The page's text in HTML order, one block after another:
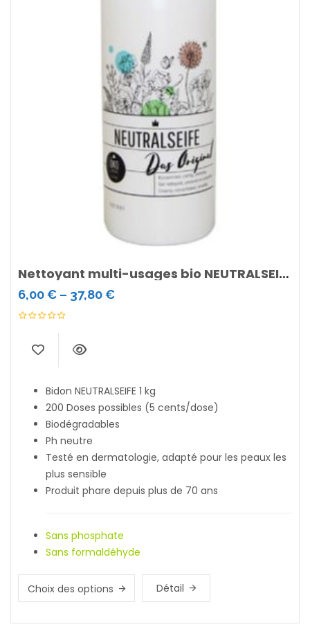
Nettoyant multi-usages bio NEUTRALSEIFE
6,00€ – 37,80€
Bidon NEUTRALSEIFE 1 kg
200 Doses possibles (5 cents/dose)
Biodégradables
Ph neutre
Testé en dermatologie, adapté pour les peaux les
plus sensible
Produit phare depuis plus de 70 ans
Sans phosphate
Sans formaldéhyde
Choix des options Détail